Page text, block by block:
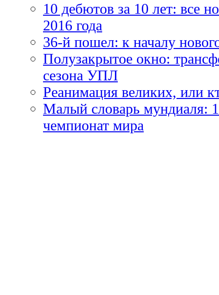
10 дебютов за 10 лет: все
2016 года
36-й пошел: к началу
Полузакрытое окно:
сезона УПЛ
Реанимация великих, или
Малый словарь мундиаля:
чемпионат мира